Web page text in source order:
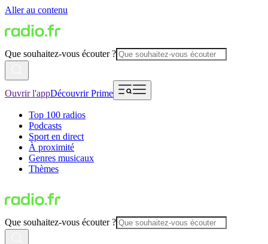
Aller au contenu
Que souhaitez-vous écouter ?
Ouvrir l'appDécouvrir Prime
Top 100 radios
Podcasts
Sport en direct
À proximité
Genres musicaux
Thèmes
Que souhaitez-vous écouter ?